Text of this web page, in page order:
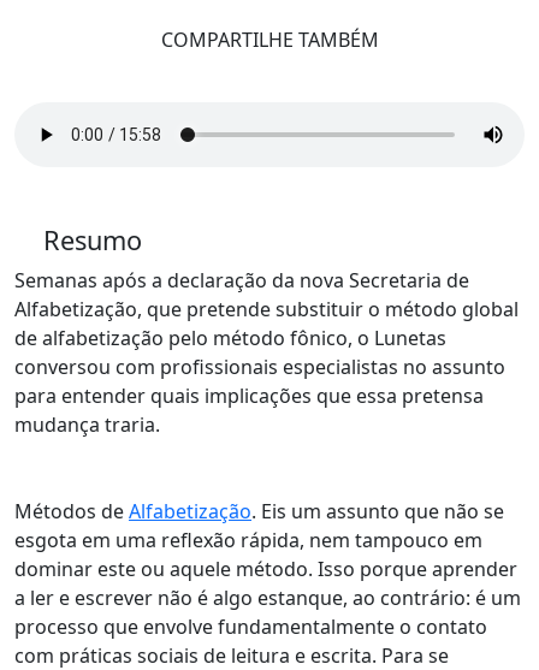
COMPARTILHE TAMBÉM
Resumo
Semanas após a declaração da nova Secretaria de
Alfabetização, que pretende substituir o método global
de alfabetização pelo método fônico, o Lunetas
conversou com profissionais especialistas no assunto
para entender quais implicações que essa pretensa
mudança traria.
Métodos deAlfabetização. Eis um assunto que não se
esgota em uma reflexão rápida, nem tampouco em
dominar este ou aquele método. Isso porque aprender
a ler e escrever não é algo estanque, ao contrário: é um
processo que envolve fundamentalmente o contato
com práticas sociais de leitura e escrita. Para se